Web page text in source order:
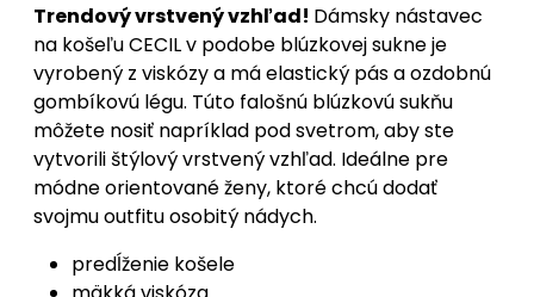
Trendový vrstvený vzhľad! Dámsky nástavec
na košeľu CECIL v podobe blúzkovej sukne je
vyrobený z viskózy a má elastický pás a ozdobnú
gombíkovú légu. Túto falošnú blúzkovú sukňu
môžete nosiť napríklad pod svetrom, aby ste
vytvorili štýlový vrstvený vzhľad. Ideálne pre
módne orientované ženy, ktoré chcú dodať
svojmu outfitu osobitý nádych.
predĺženie košele